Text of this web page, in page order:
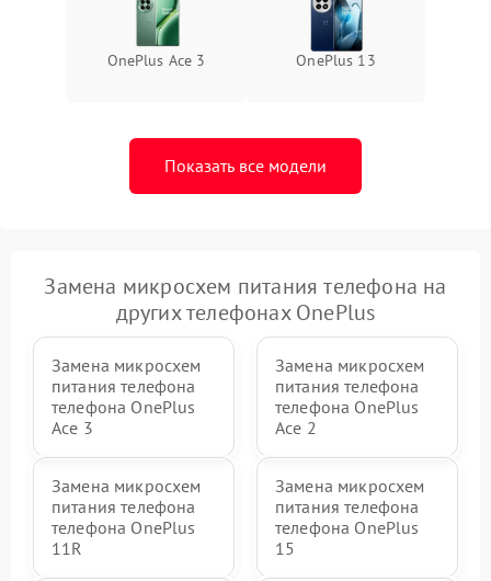
OnePlus Ace 3 OnePlus 13
Показать все модели
Замена микросхем питания телефона на
других телефонах OnePlus
Замена микросхем
питания телефона
телефона OnePlus
Ace 3
Замена микросхем
питания телефона
телефона OnePlus
Ace 2
Замена микросхем
питания телефона
телефона OnePlus
11R
Замена микросхем
питания телефона
телефона OnePlus
15